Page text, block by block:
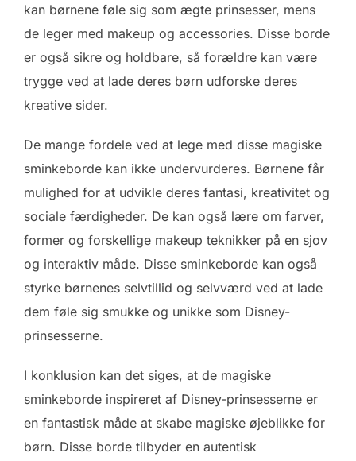
kan børnene føle sig som ægte prinsesser, mens
de leger med makeup og accessories. Disse borde
er også sikre og holdbare, så forældre kan være
trygge ved at lade deres børn udforske deres
kreative sider.
De mange fordele ved at lege med disse magiske
sminkeborde kan ikke undervurderes. Børnene får
mulighed for at udvikle deres fantasi, kreativitet og
sociale færdigheder. De kan også lære om farver,
former og forskellige makeup teknikker på en sjov
og interaktiv måde. Disse sminkeborde kan også
styrke børnenes selvtillid og selvværd ved at lade
dem føle sig smukke og unikke som Disney-
prinsesserne.
I konklusion kan det siges, at de magiske
sminkeborde inspireret af Disney-prinsesserne er
en fantastisk måde at skabe magiske øjeblikke for
børn. Disse borde tilbyder en autentisk